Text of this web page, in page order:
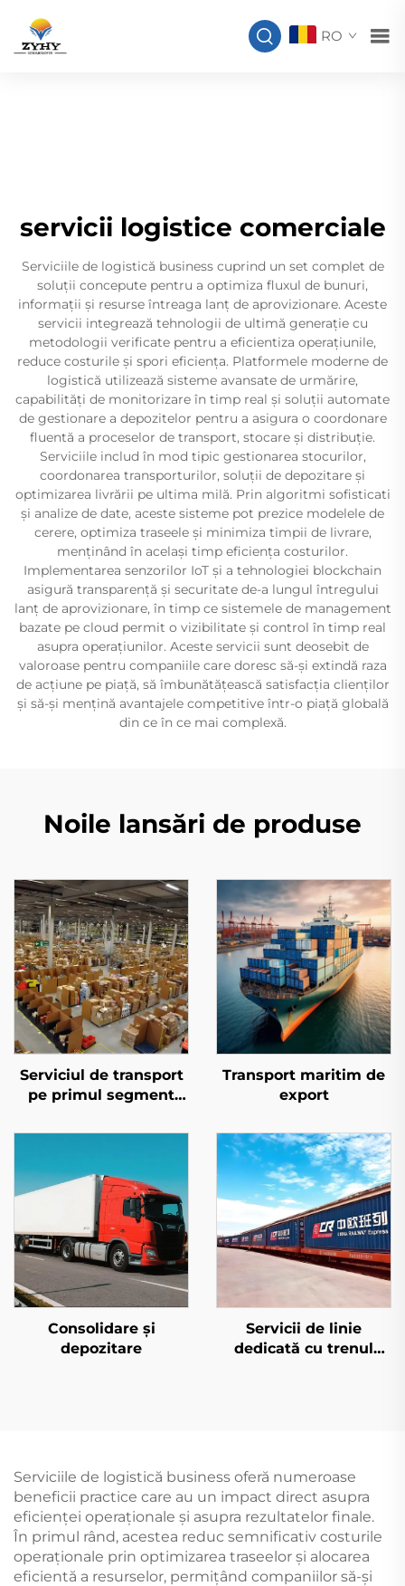
RO
servicii logistice comerciale
Serviciile de logistică business cuprind un set complet de
soluții concepute pentru a optimiza fluxul de bunuri,
informații și resurse întreaga lanț de aprovizionare. Aceste
servicii integrează tehnologii de ultimă generație cu
metodologii verificate pentru a eficientiza operațiunile,
reduce costurile și spori eficiența. Platformele moderne de
logistică utilizează sisteme avansate de urmărire,
capabilități de monitorizare în timp real și soluții automate
de gestionare a depozitelor pentru a asigura o coordonare
fluentă a proceselor de transport, stocare și distribuție.
Serviciile includ în mod tipic gestionarea stocurilor,
coordonarea transporturilor, soluții de depozitare și
optimizarea livrării pe ultima milă. Prin algoritmi sofisticati
și analize de date, aceste sisteme pot prezice modelele de
cerere, optimiza traseele și minimiza timpii de livrare,
menținând în același timp eficiența costurilor.
Implementarea senzorilor IoT și a tehnologiei blockchain
asigură transparență și securitate de-a lungul întregului
lanț de aprovizionare, în timp ce sistemele de management
bazate pe cloud permit o vizibilitate și control în timp real
asupra operațiunilor. Aceste servicii sunt deosebit de
valoroase pentru companiile care doresc să-și extindă raza
de acțiune pe piață, să îmbunătățească satisfacția clienților
și să-și mențină avantajele competitive într-o piață globală
din ce în ce mai complexă.
Noile lansări de produse
Serviciul de transport
pe primul segment
Transport maritim de
export
Consolidare și
depozitare
Servicii de linie
dedicată cu trenul
Serviciile de logistică business oferă numeroase
beneficii practice care au un impact direct asupra
eficienței operaționale și asupra rezultatelor finale.
În primul rând, acestea reduc semnificativ costurile
operaționale prin optimizarea traseelor și alocarea
eficientă a resurselor, permițând companiilor să-și